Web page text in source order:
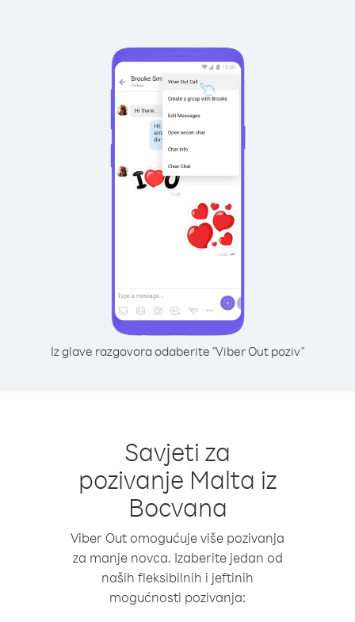
Iz glave razgovora odaberite "Viber Out poziv"
Savjeti za
pozivanje Malta iz
Bocvana
Viber Out omogućuje više pozivanja
za manje novca. Izaberite jedan od
naših fleksibilnih i jeftinih
mogućnosti pozivanja: